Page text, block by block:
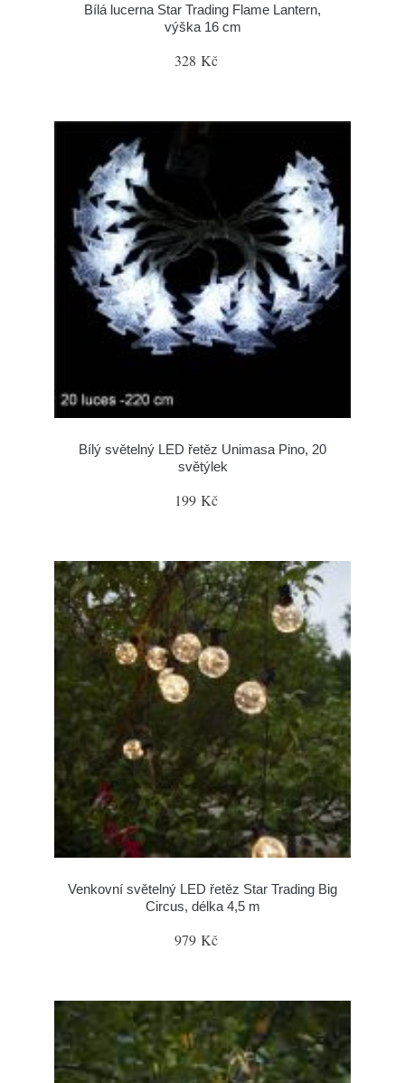
Bílá lucerna Star Trading Flame Lantern,
výška 16 cm
328 Kč
Bílý světelný LED řetěz Unimasa Pino, 20
světýlek
199 Kč
Venkovní světelný LED řetěz Star Trading Big
Circus, délka 4,5 m
979 Kč